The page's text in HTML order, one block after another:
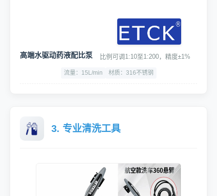
高端水驱动药液配比泵 比例可调1:10至1:200，精度±1%
流量：15L/min 材质：316不锈钢
3. 专业清洗工具